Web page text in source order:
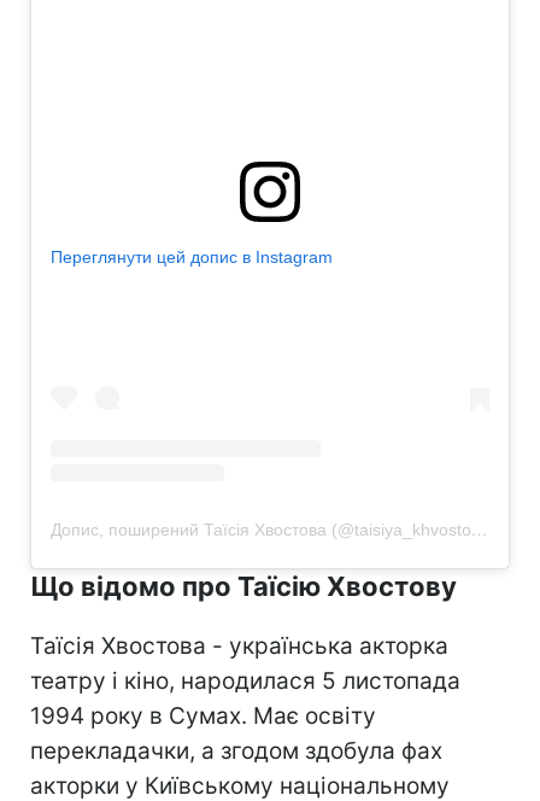
Переглянути цей допис в Instagram
Допис, поширений Таїсія Хвостова (@taisiya_khvostova)
Що відомо про Таїсію Хвостову
Таїсія Хвостова - українська акторка
театру і кіно, народилася 5 листопада
1994 року в Сумах. Має освіту
перекладачки, а згодом здобула фах
акторки у Київському національному